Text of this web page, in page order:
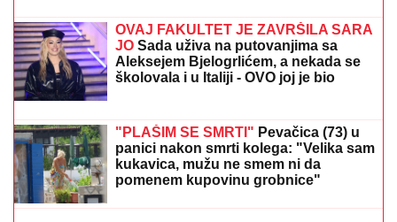
POLICAJCI UPALI U KUĆU U
SMEDEREVU, PA OSTALI U ŠOKU
Pronašli gomilu predmeta, a kada su
ugledali OVO odmah je usledilo